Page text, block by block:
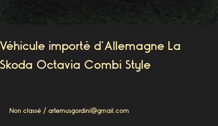
Véhicule importé d’Allemagne La
Skoda Octavia Combi Style
Non classé / artemusgordini@gmail.com